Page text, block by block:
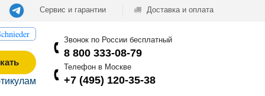
Сервис и гарантии Доставка и оплата
Звонок по России бесплатный
8 800 333-08-79
Телефон в Москве
+7 (495) 120-35-38